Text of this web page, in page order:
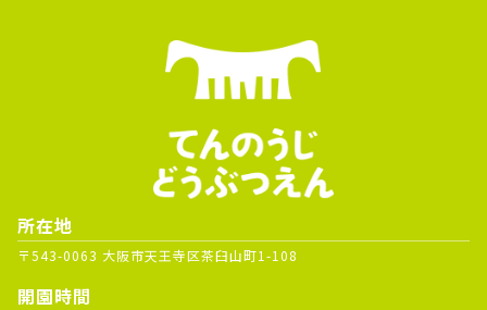
所在地
〒543-0063 大阪市天王寺区茶臼山町1-108
開園時間